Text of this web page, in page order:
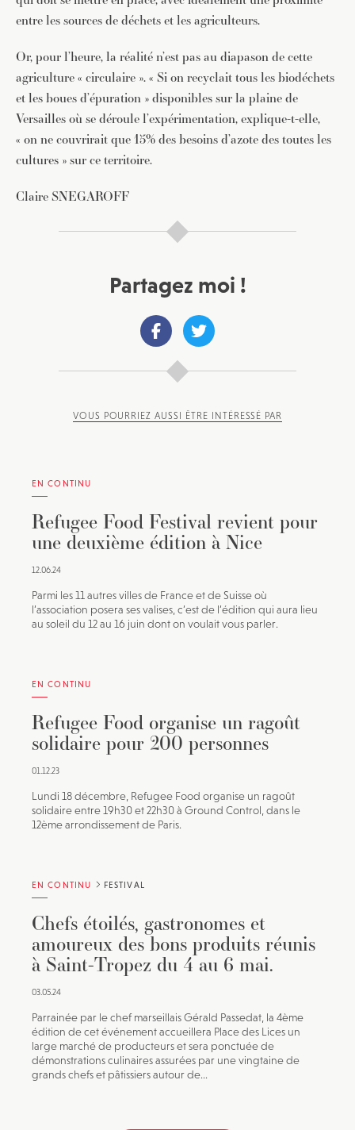
entre les sources de déchets et les agriculteurs.
Or, pour l’heure, la réalité n’est pas au diapason de cette
agriculture « circulaire ». « Si on recyclait tous les biodéchets
et les boues d’épuration » disponibles sur la plaine de
Versailles où se déroule l’expérimentation, explique-t-elle,
« on ne couvrirait que 15% des besoins d’azote des toutes les
cultures » sur ce territoire.
Claire SNEGAROFF
Partagez moi !
VOUS POURRIEZ AUSSI ÊTRE INTÉRESSÉ PAR
EN CONTINU
Refugee Food Festival revient pour
une deuxième édition à Nice
12.06.24
Parmi les 11 autres villes de France et de Suisse où
l’association posera ses valises, c’est de l’édition qui aura lieu
au soleil du 12 au 16 juin dont on voulait vous parler.
EN CONTINU
Refugee Food organise un ragoût
solidaire pour 200 personnes
01.12.23
Lundi 18 décembre, Refugee Food organise un ragoût
solidaire entre 19h30 et 22h30 à Ground Control, dans le
12ème arrondissement de Paris.
EN CONTINU FESTIVAL
Chefs étoilés, gastronomes et
amoureux des bons produits réunis
à Saint-Tropez du 4 au 6 mai.
03.05.24
Parrainée par le chef marseillais Gérald Passedat, la 4ème
édition de cet événement accueillera Place des Lices un
large marché de producteurs et sera ponctuée de
démonstrations culinaires assurées par une vingtaine de
grands chefs et pâtissiers autour de...
JE M'INSCRIS À LA NEWSLETTER
Pour recevoir toutes les deux semaines notre lettre
d’info avec une sélection d’articles …